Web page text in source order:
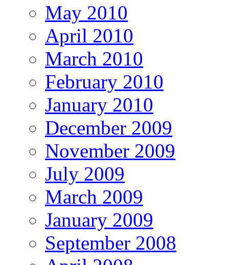
May 2010
April 2010
March 2010
February 2010
January 2010
December 2009
November 2009
July 2009
March 2009
January 2009
September 2008